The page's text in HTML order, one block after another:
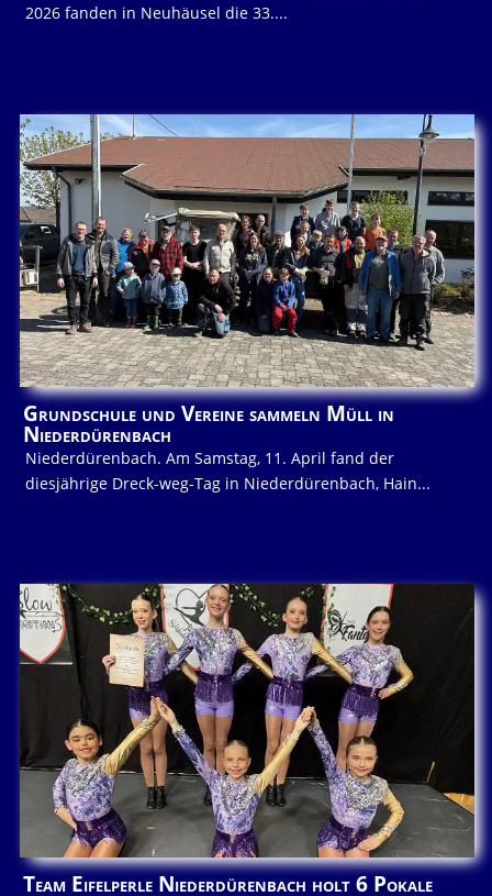
2026 fanden in Neuhäusel die 33....
Grundschule und Vereine sammeln Müll in
Niederdürenbach
Niederdürenbach. Am Samstag, 11. April fand der
diesjährige Dreck-weg-Tag in Niederdürenbach, Hain...
Team Eifelperle Niederdürenbach holt 6 Pokale